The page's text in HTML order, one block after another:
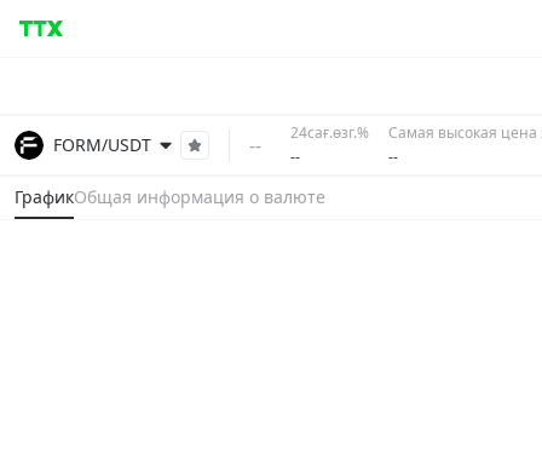
FORM/USDT --
24сағ.өзг.%
--
Самая высокая цена
--
ГрафикОбщая информация о валюте